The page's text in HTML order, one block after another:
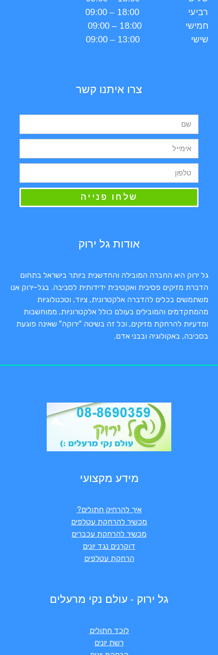
אודות גל ירוק
גל ירוק היא החברה המובילה והחדשנית ביותר בישראל בתחום
הדברת מזיקים פסיבית ואקטיבית ידידותית לסביבה. בגל-ירוק אנו
משתמשים בכלים להדברה אלקטרונית, ציוד, וטכנולוגיות
מהמתקדמים והמובילים בעולם כולל אלקטרוניות, ממוחשבות
ומדעיות להרחקת מזיקים, וכל זה בשיטה "ירוקה" שאינה פוגעת
בסביבה, באקולוגיה ובבני אדם.
צרו איתנו קשר
שלחו פנייה
רביעי 18:00 – 09:00
חמישי 18:00 – 09:00
שישי 13:00 – 09:00
גל ירוק - עולם נקי מרעלים
לוכד חתולים
רשת יונים
מידע מקצועי
איך להרחיק חתולים?
מכשיר להרחקת עטלפים
מכשיר להרחקת עכברים
דוקרנים נגד יונים
הרחקת עטלפים